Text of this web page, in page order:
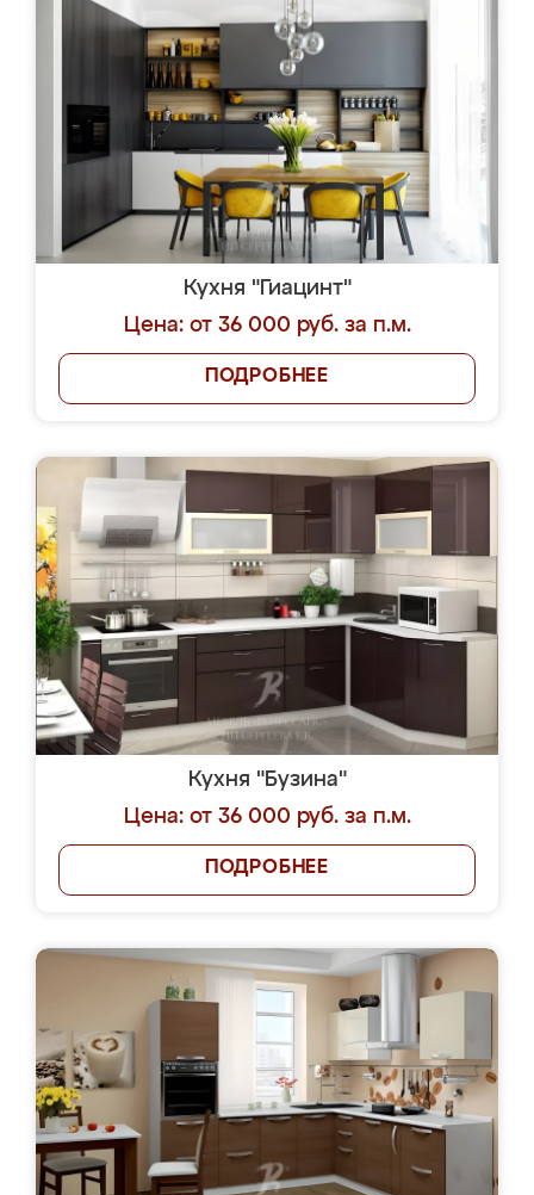
Кухня "Гиацинт"
Цена: от 36 000 руб. за п.м.
ПОДРОБНЕЕ
Кухня "Бузина"
Цена: от 36 000 руб. за п.м.
ПОДРОБНЕЕ